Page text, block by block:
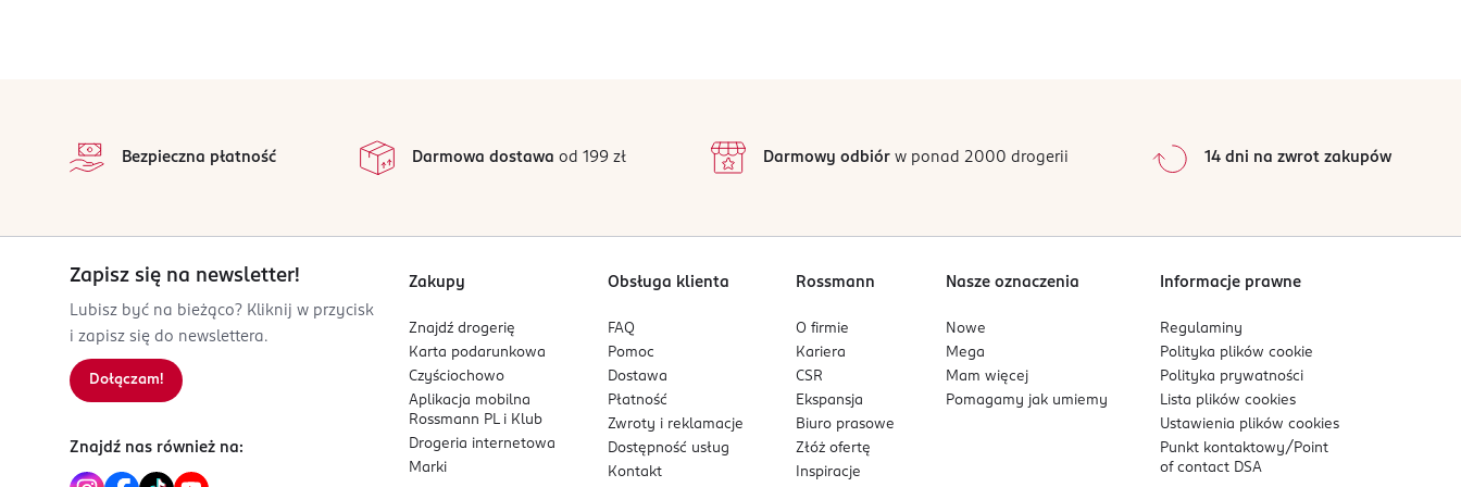
FR-Francja
3 616303 416720
2
1
0%
Sortowanie wgdata: od najnowszej
Bezpieczna płatność Darmowa dostawa od 199 zł Darmowy odbiórw ponad 2000 drogerii 14 dni na zwrot zakupów
Zapisz się na newsletter!
Lubisz być na bieżąco? Kliknij w przycisk
i zapisz się do newslettera.
Dołączam!
Znajdź nas również na:
Zakupy
Znajdź drogerię
Karta podarunkowa
Czyściochowo
Aplikacja mobilna
Rossmann PL i Klub
Drogeria internetowa
Marki
Obsługa klienta
FAQ
Pomoc
Dostawa
Płatność
Zwroty i reklamacje
Dostępność usług
Kontakt
Rossmann
O firmie
Kariera
CSR
Ekspansja
Biuro prasowe
Złóż ofertę
Inspiracje
Nasze oznaczenia
Nowe
Mega
Mam więcej
Pomagamy jak umiemy
Informacje prawne
Regulaminy
Polityka plikówcookie
Polityka prywatności
Lista plikówcookies
Ustawienia plikówcookies
Punkt kontaktowy/ Point
of contact DSA